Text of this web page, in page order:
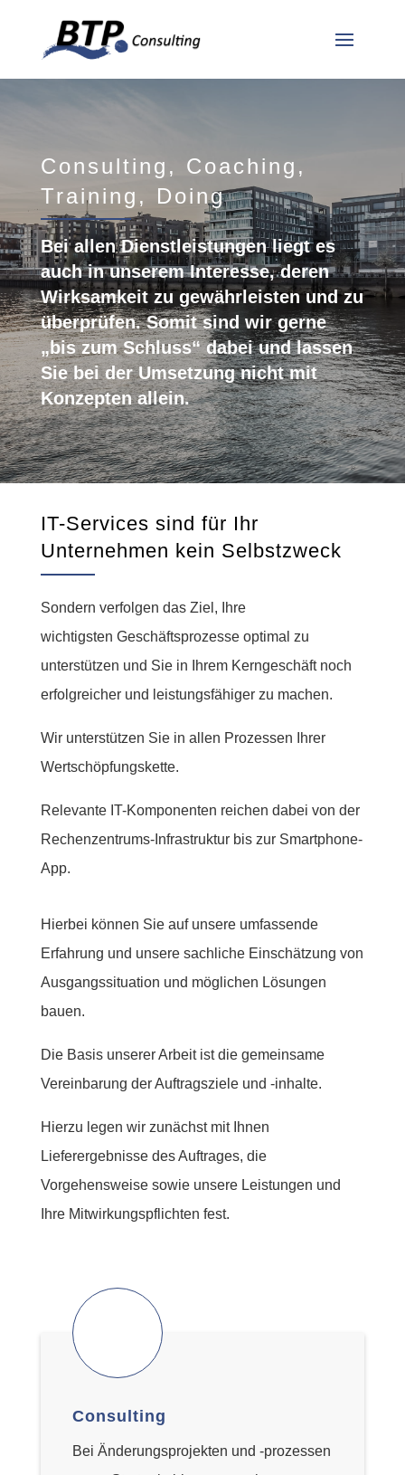
Consulting, Coaching,
Training, Doing
Bei allen Dienstleistungen liegt es
auch in unserem Interesse, deren
Wirksamkeit zu gewährleisten und zu
überprüfen. Somit sind wir gerne
„bis zum Schluss“ dabei undlassen
Sie bei der Umsetzung nicht mit
Konzepten allein.
IT-Services sind für Ihr
Unternehmen kein Selbstzweck
Sondern verfolgen das Ziel, Ihre
wichtigsten Geschäftsprozesse optimal zu
unterstützen und Sie in Ihrem Kerngeschäft noch
erfolgreicher und leistungsfähiger zu machen.
Wir unterstützen Sie in allen Prozessen Ihrer
Wertschöpfungskette.
Relevante IT-Komponenten reichen dabei von der
Rechenzentrums-Infrastruktur bis zur Smartphone-
App.
Hierbei können Sie auf unsere umfassende
Erfahrung und unsere sachliche Einschätzung von
Ausgangssituation und möglichen Lösungen
bauen.
Die Basis unserer Arbeit ist die gemeinsame
Vereinbarung der Auftragsziele und -inhalte.
Hierzu legen wir zunächst mit Ihnen
Lieferergebnisse des Auftrages, die
Vorgehensweise sowie unsere Leistungen und
Ihre Mitwirkungspflichten fest.
Consulting
Bei Änderungsprojekten und -prozessen